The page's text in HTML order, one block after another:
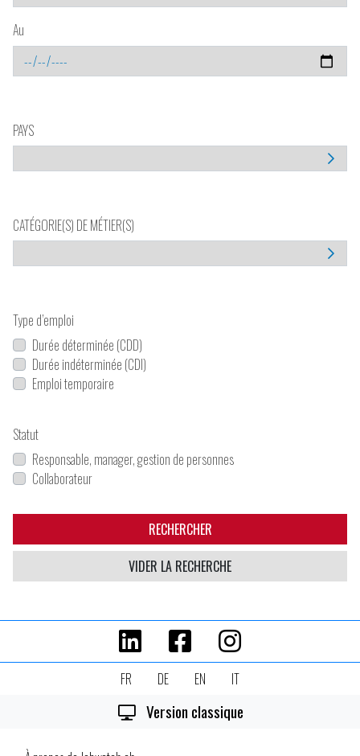
Au
PAYS
CATÉGORIE(S) DE MÉTIER(S)
Type d’emploi
Durée déterminée (CDD)
Durée indéterminée (CDI)
Emploi temporaire
Statut
Responsable, manager, gestion de personnes
Collaborateur
RECHERCHER
VIDER LA RECHERCHE
FR DE EN IT
Version classique